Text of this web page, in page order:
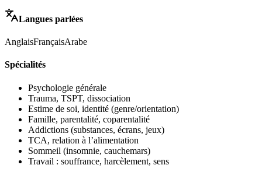
Langues parlées
AnglaisFrançaisArabe
Spécialités
Psychologie générale
Trauma, TSPT, dissociation
Estime de soi, identité (genre/orientation)
Famille, parentalité, coparentalité
Addictions (substances, écrans, jeux)
TCA, relation à l’alimentation
Sommeil (insomnie, cauchemars)
Travail : souffrance, harcèlement, sens